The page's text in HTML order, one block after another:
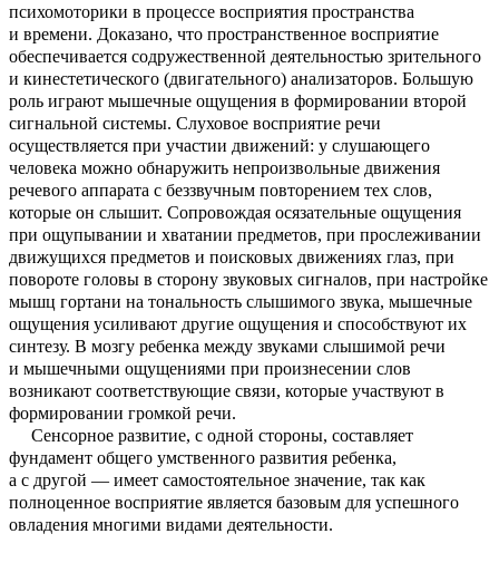
психомоторики в процессе восприятия пространства
и времени. Доказано, что пространственное восприятие
обеспечивается содружественной деятельностью зрительного
и кинестетического (двигательного) анализаторов. Большую
роль играют мышечные ощущения в формировании второй
сигнальной системы. Слуховое восприятие речи
осуществляется при участии движений: у слушающего
человека можно обнаружить непроизвольные движения
речевого аппарата с беззвучным повторением тех слов,
которые он слышит. Сопровождая осязательные ощущения
при ощупывании и хватании предметов, при прослеживании
движущихся предметов и поисковых движениях глаз, при
повороте головы в сторону звуковых сигналов, при настройке
мышц гортани на тональность слышимого звука, мышечные
ощущения усиливают другие ощущения и способствуют их
синтезу. В мозгу ребенка между звуками слышимой речи
и мышечными ощущениями при произнесении слов
возникают соответствующие связи, которые участвуют в
формировании громкой речи.
Сенсорное развитие, с одной стороны, составляет
фундамент общего умственного развития ребенка,
а с другой — имеет самостоятельное значение, так как
полноценное восприятие является базовым для успешного
овладения многими видами деятельности.